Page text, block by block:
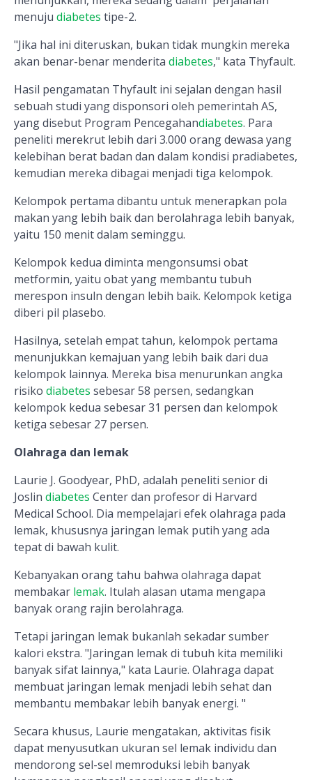
menuju diabetes tipe-2.
"Jika hal ini diteruskan, bukan tidak mungkin mereka
akan benar-benar menderita diabetes," kata Thyfault.
Hasil pengamatan Thyfault ini sejalan dengan hasil
sebuah studi yang disponsori oleh pemerintah AS,
yang disebut Program Pencegahandiabetes. Para
peneliti merekrut lebih dari 3.000 orang dewasa yang
kelebihan berat badan dan dalam kondisi pradiabetes,
kemudian mereka dibagai menjadi tiga kelompok.
Kelompok pertama dibantu untuk menerapkan pola
makan yang lebih baik dan berolahraga lebih banyak,
yaitu 150 menit dalam seminggu.
Kelompok kedua diminta mengonsumsi obat
metformin, yaitu obat yang membantu tubuh
merespon insuln dengan lebih baik. Kelompok ketiga
diberi pil plasebo.
Hasilnya, setelah empat tahun, kelompok pertama
menunjukkan kemajuan yang lebih baik dari dua
kelompok lainnya. Mereka bisa menurunkan angka
risiko diabetes sebesar 58 persen, sedangkan
kelompok kedua sebesar 31 persen dan kelompok
ketiga sebesar 27 persen.
Olahraga dan lemak
Laurie J. Goodyear, PhD, adalah peneliti senior di
Joslin diabetes Center dan profesor di Harvard
Medical School. Dia mempelajari efek olahraga pada
lemak, khususnya jaringan lemak putih yang ada
tepat di bawah kulit.
Kebanyakan orang tahu bahwa olahraga dapat
membakar lemak. Itulah alasan utama mengapa
banyak orang rajin berolahraga.
Tetapi jaringan lemak bukanlah sekadar sumber
kalori ekstra. "Jaringan lemak di tubuh kita memiliki
banyak sifat lainnya," kata Laurie. Olahraga dapat
membuat jaringan lemak menjadi lebih sehat dan
membantu membakar lebih banyak energi. "
Secara khusus, Laurie mengatakan, aktivitas fisik
dapat menyusutkan ukuran sel lemak individu dan
mendorong sel-sel memroduksi lebih banyak